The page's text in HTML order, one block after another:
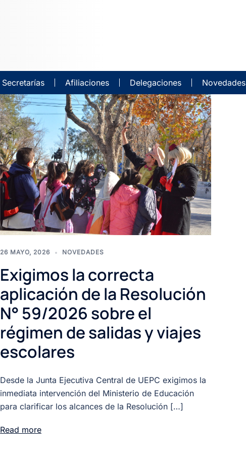
Secretarías Afiliaciones Delegaciones Novedades
26 MAYO, 2026 NOVEDADES
Exigimos la correcta
aplicación de la Resolución
N° 59/2026 sobre el
régimen de salidas y viajes
escolares
Desde la Junta Ejecutiva Central de UEPC exigimos la
inmediata intervención del Ministerio de Educación
para clarificar los alcances de la Resolución […]
Read more